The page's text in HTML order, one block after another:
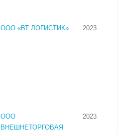
ООО «ВТ ЛОГИСТИК» 2023
ООО
ВНЕШНЕТОРГОВАЯ
2023